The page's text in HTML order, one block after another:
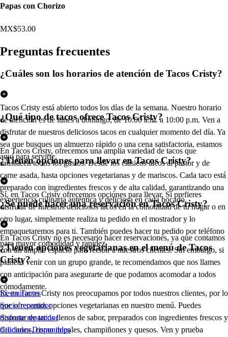
Papas con Chorizo
MX$53.00
Preguntas frecuentes
¿Cuáles son los horarios de atención de Tacos Cristy?
Tacos Cristy está abierto todos los días de la semana. Nuestro horario
de atención es de lunes a domingo, de 10:00 a.m. a 10:00 p.m. Ven a
disfrutar de nuestros deliciosos tacos en cualquier momento del día. Ya
sea que busques un almuerzo rápido o una cena satisfactoria, estamos
aquí para servirte.
¿Qué tipo de tacos ofrece Tacos Cristy?
En Tacos Cristy, ofrecemos una amplia variedad de tacos que
satisfacen todos los gustos. Desde los clásicos tacos al pastor y de
carne asada, hasta opciones vegetarianas y de mariscos. Cada taco está
preparado con ingredientes frescos y de alta calidad, garantizando una
experiencia culinaria auténtica y deliciosa en cada bocado.
¿Tienen opciones para llevar en Tacos Cristy?
Sí, en Tacos Cristy ofrecemos opciones para llevar. Si prefieres
disfrutar de nuestros deliciosos tacos en la comodidad de tu hogar o en
otro lugar, simplemente realiza tu pedido en el mostrador y lo
empaquetaremos para ti. También puedes hacer tu pedido por teléfono
para mayor comodidad y rapidez.
¿Se puede hacer una reservación en Tacos Cristy?
En Tacos Cristy no es necesario hacer reservaciones, ya que contamos
con un amplio espacio para recibir a nuestros clientes. Sin embargo, si
planeas venir con un grupo grande, te recomendamos que nos llames
con anticipación para asegurarte de que podamos acomodar a todos
cómodamente.
¿Tienen opciones vegetarianas en el menú de Tacos
Cristy?
Sí, en Tacos Cristy nos preocupamos por todos nuestros clientes, por lo
que ofrecemos opciones vegetarianas en nuestro menú. Puedes
disfrutar de tacos llenos de sabor, preparados con ingredientes frescos y
deliciosos, como nopales, champiñones y quesos. Ven y prueba
Restaurantes
Socio repartidor
Soporte repartidor
Ciudades Disponibles